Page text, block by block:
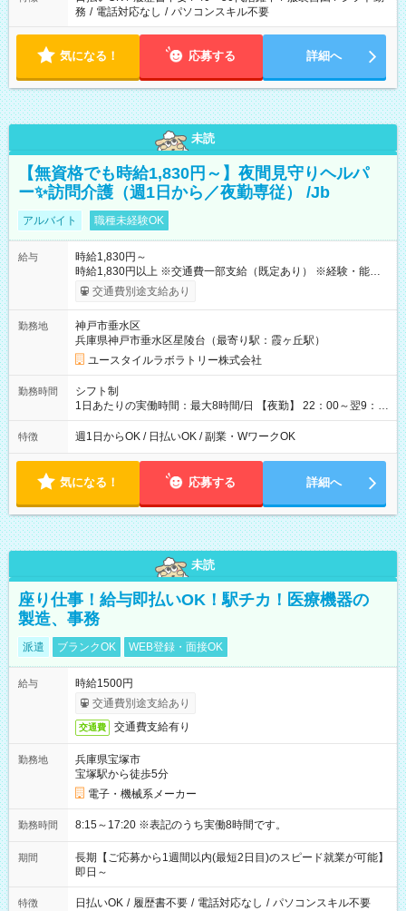
務 / 電話対応なし / パソコンスキル不要
気になる！ 応募する 詳細へ
未読
【無資格でも時給1,830円～】夜間見守りヘルパ
ー✨訪問介護（週1日から／夜勤専従） /Jb
アルバイト 職種未経験OK
給与
時給1,830円～
時給1,830円以上 ※交通費一部支給（既定あり） ※経験・能力を
考慮して決定します 【収入例】 週1回勤務の場合：1,830円×8時
間×4回=5万8,560円 週3回勤務の場合：1,830円×8時間×12回
月 ※ 雇用形態と給与に、本採用時と異なる部分があります。 雇
用形態：本採用時と同じです。 給与：時給 1,550円以上
交通費別途支給あり
勤務地
神戸市垂水区
兵庫県神戸市垂水区星陵台（最寄り駅：霞ヶ丘駅）
ユースタイルラボラトリー株式会社
勤務時間
シフト制
1日あたりの実働時間：最大8時間/日 【夜勤】 22：00～翌9：
00 ※週1日～OK ／ 夜勤専従 ＊＊ 勤務時間例 ＊＊ ■22時か
ら翌7時 ■23時から翌8時 ■24時から翌9時 など ※上記の時間
ます。 ※曜日固定（毎週同じ曜日での勤務となります）
特徴 週1日からOK / 日払いOK / 副業・WワークOK
気になる！ 応募する 詳細へ
未読
座り仕事！給与即払いOK！駅チカ！医療機器の
製造、事務
派遣 ブランクOK WEB登録・面接OK
給与
時給1500円
交通費別途支給あり
交通費 交通費支給有り
勤務地
兵庫県宝塚市
宝塚駅から徒歩5分
電子・機械系メーカー
勤務時間 8:15～17:20 ※表記のうち実働8時間です。
期間
長期【ご応募から1週間以内(最短2日目)のスピード就業が可能】
即日～
特徴 日払いOK / 履歴書不要 / 電話対応なし / パソコンスキル不要